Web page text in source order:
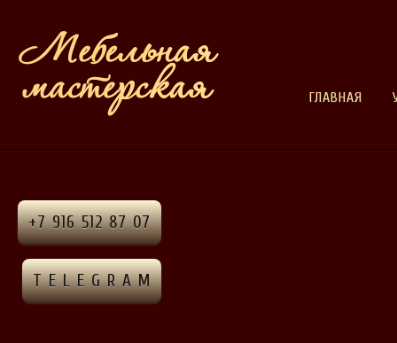
ГЛАВНАЯ
+7 916 512 87 07
T E L E G R A M